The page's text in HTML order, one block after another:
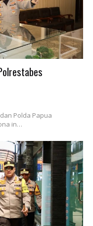
Polda Papua
in…